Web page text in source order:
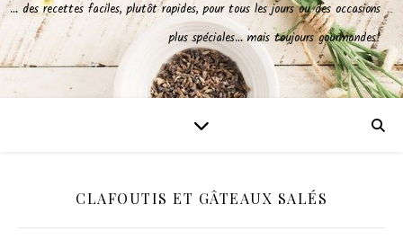
… des recettes faciles, plutôt rapides, pour tous les jours ou des occasions
plus spéciales… mais toujours gourmandes!
CLAFOUTIS ET GÂTEAUX SALÉS